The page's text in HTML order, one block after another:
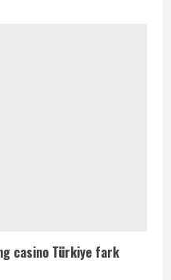
casino Türkiye fark